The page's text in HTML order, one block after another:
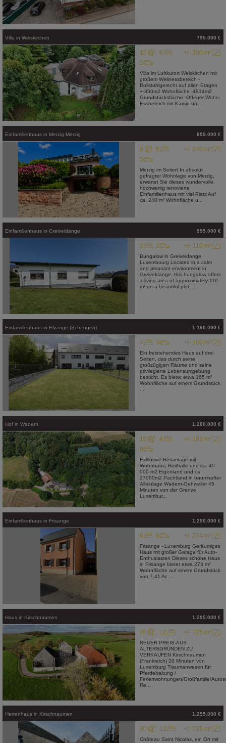
Villa in Weiskirchen 795.000 €
+/- 350 m²
15
6
2
Villa im Luftkurort Weiskirchen mit
großem Wellnessbereich -
Rollstuhlgerecht auf allen Etagen
+-350m2 Wohnfläche -4814m2
Grundstücksfläche -Offener Wohn-
Essbereich mit Kamin un...
Einfamilienhaus in Merzig-Merzig 899.000 €
+/- 240 m²
8
5
5
Merzig im Seitert In absolut
gefragter Wohnlage von Merzig,
erwartet Sie dieses wundervolle,
hochwertig renovierte
Einfamilienhaus mit viel Platz Auf
ca. 240 m² Wohnfläche u...
Einfamilienhaus in Greiveldange 995.000 €
+/- 110 m²
3 2
Bungalow in Greiveldange
Luxembourg Located in a calm
and pleasant environment in
Greiveldange, this bungalow offers
a living area of approximately 110
m² on a beautiful plot ...
Einfamilienhaus in Elvange (Schengen) 1.190.000 €
+/- 160 m²
4 3
Ein freistehendes Haus auf drei
Seiten, das durch seine
großzügigen Räume und seine
privilegierte Lebensumgebung
besticht. Es bietet etwa 165 m²
Wohnfläche auf einem Grundstück
Hof in Wadern 1.280.000 €
+/- 193 m²
10
4
6
Exklusive Reitanlage mit
Wohnhaus, Reithalle und ca. 40
000 m2 Eigenland und ca
27000m2 Pachtland in traumhafter
Alleinlage Wadern-Gehweiler 45
Minuten von der Grenze
Luxembur...
Einfamilienhaus in Frisange 1.290.000 €
+/- 274 m²
6 6
Frisange - Luxemburg Geräumiges
Haus mit großer Garage für Auto-
Enthusiasten Dieses schöne Haus
in Frisange bietet etwa 273 m²
Wohnfläche auf einem Grundstück
von 7,41 Ar. ...
Haus in Kirschnaumen 1.295.000 €
+/- 725 m²
20 12
NEUER PREIS-AUS
ALTERSGRÜNDEN ZU
VERKAUFEN Kirschnaumen
(Frankreich) 20 Minuten von
Luxemburg Traumanwesen für
Pferdehaltung /
Ferienwohnungen/Großfamilie/
Re...
Herrenhaus in Kirschnaumen 1.295.000 €
+/- 725 m²
20 12
Château Saint Nicolas, ein Ort mit